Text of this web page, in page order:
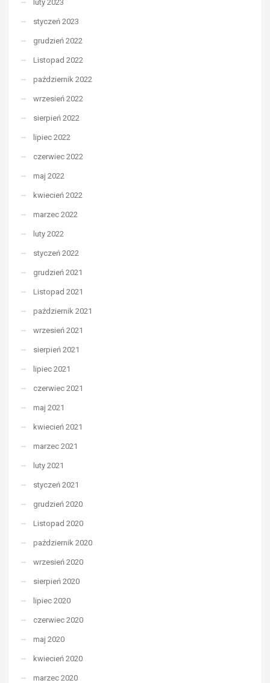
luty 2023
styczeń 2023
grudzień 2022
Listopad 2022
październik 2022
wrzesień 2022
sierpień 2022
lipiec 2022
czerwiec 2022
maj 2022
kwiecień 2022
marzec 2022
luty 2022
styczeń 2022
grudzień 2021
Listopad 2021
październik 2021
wrzesień 2021
sierpień 2021
lipiec 2021
czerwiec 2021
maj 2021
kwiecień 2021
marzec 2021
luty 2021
styczeń 2021
grudzień 2020
Listopad 2020
październik 2020
wrzesień 2020
sierpień 2020
lipiec 2020
czerwiec 2020
maj 2020
kwiecień 2020
marzec 2020